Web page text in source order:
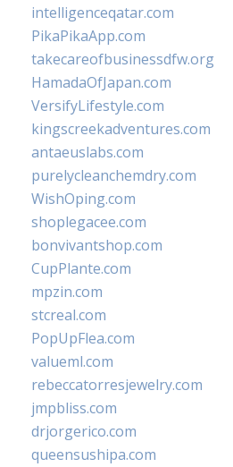
intelligenceqatar.com
PikaPikaApp.com
takecareofbusinessdfw.org
HamadaOfJapan.com
VersifyLifestyle.com
kingscreekadventures.com
antaeuslabs.com
purelycleanchemdry.com
WishOping.com
shoplegacee.com
bonvivantshop.com
CupPlante.com
mpzin.com
stcreal.com
PopUpFlea.com
valueml.com
rebeccatorresjewelry.com
jmpbliss.com
drjorgerico.com
queensushipa.com